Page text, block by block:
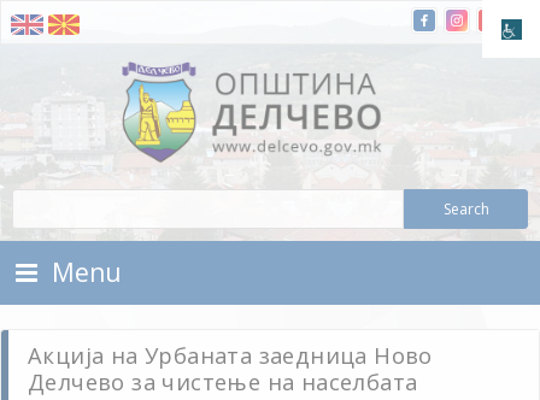
Skip To Content
Municipality of Delchevo
Menu
Акција на Урбаната заедница Ново
Делчево за чистење на населбата